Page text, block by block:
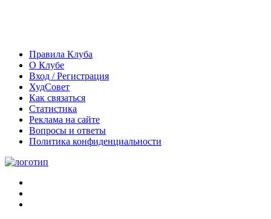
Правила Клуба
О Клубе
Вход / Регистрация
ХудСовет
Как связаться
Статистика
Реклама на сайте
Вопросы и ответы
Политика конфиденциальности